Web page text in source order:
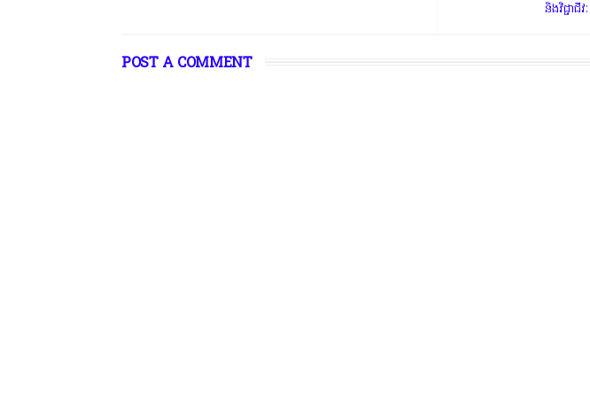
និងវិជ្ជាជី
POST A COMMENT